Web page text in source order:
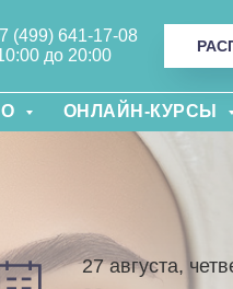
(499) 641-17-08
до 20:00
ОНЛАЙН-КУРСЫ
27 августа,